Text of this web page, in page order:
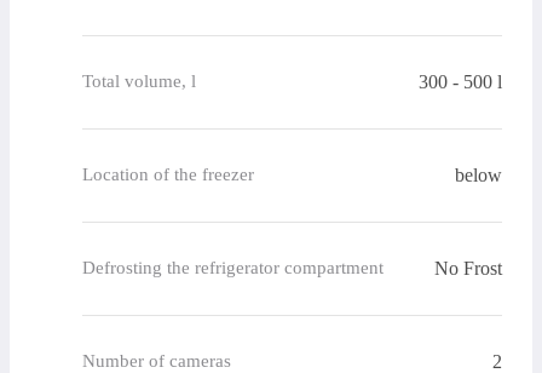
Total volume, l 300 - 500 l
Location of the freezer below
Defrosting the refrigerator compartment No Frost
Number of cameras 2